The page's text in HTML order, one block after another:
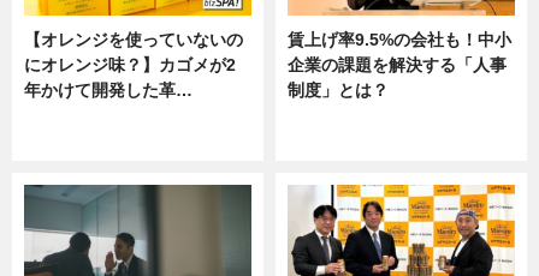
【オレンジを使っていないの
にオレンジ味？】カゴメが2
年かけて開発した革…
賃上げ率9.5%の会社も！中小
企業の課題を解決する「人事
制度」とは？